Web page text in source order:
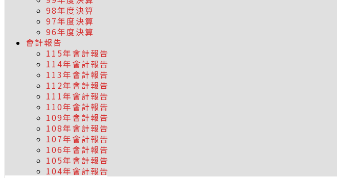
98年度決算
97年度決算
96年度決算
會計報告
115年會計報告
114年會計報告
113年會計報告
112年會計報告
111年會計報告
110年會計報告
109年會計報告
108年會計報告
107年會計報告
106年會計報告
105年會計報告
104年會計報告